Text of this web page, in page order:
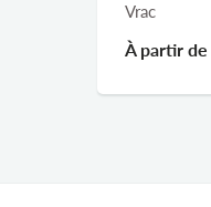
Vrac
À partir de